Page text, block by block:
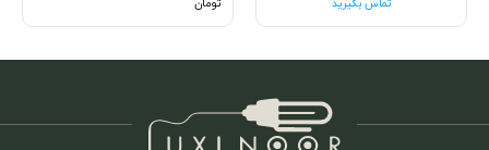
تماس بگیرید تومان